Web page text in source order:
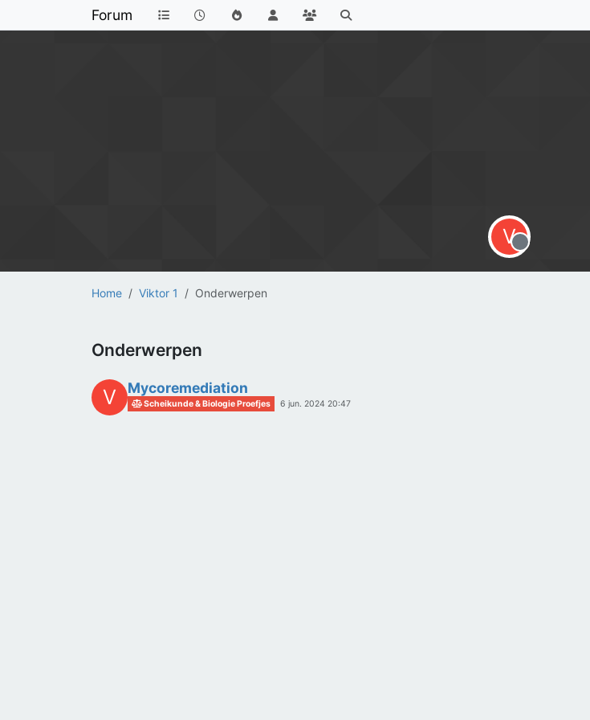
Forum
Home Viktor 1 Onderwerpen
V
Offline
Onderwerpen
V Mycoremediation
Scheikunde & Biologie Proefjes 6 jun. 2024 20:47